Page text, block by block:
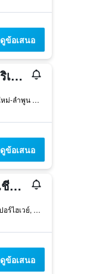
ดูข้อเสนอ
เซ็นทารา ริเวอร์ไซด์ เชียงใหม่
318/1 ถนนเชียงใหม่-ลำพูน ตำบลวัดเกตุ, เชียงใหม่, ประเทศไทย
ดูข้อเสนอ
ครอสไวบ์เชียงใหม่ ดีเซ็ม
10/18 ม.2 ถ.ซุปเปอร์ไฮเวย์, เชียงใหม่, ประเทศไทย
ดูข้อเสนอ